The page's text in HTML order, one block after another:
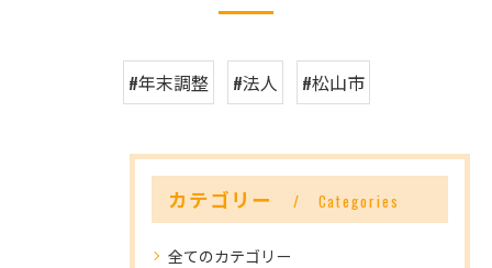
#年末調整 #法人 #松山市
カテゴリー Categories
全てのカテゴリー